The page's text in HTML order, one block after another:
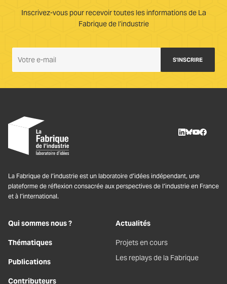
Inscrivez-vous pour recevoir toutes les informations de La
Fabrique de l’industrie
m'inscris
à
S'INSCRIRE
La Fabrique de l’industrie est un laboratoire d’idées indépendant, une
plateforme de réflexion consacrée aux perspectives de l’industrie en France
et à l’international.
Qui sommes nous ?
Thématiques
Publications
Contributeurs
Actualités
Projets en cours
Les replays de la Fabrique